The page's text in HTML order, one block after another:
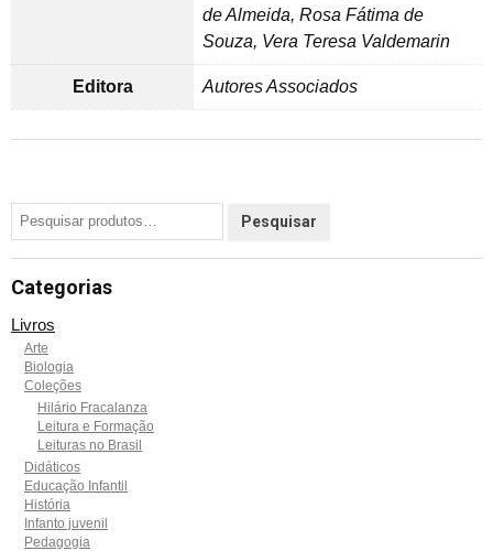
de Almeida, Rosa Fátima de
Souza, Vera Teresa Valdemarin
Editora Autores Associados
Categorias
Livros
Arte
Biologia
Coleções
Hilário Fracalanza
Leitura e Formação
Leituras no Brasil
Didáticos
Educação Infantil
História
Infanto juvenil
Pedagogia